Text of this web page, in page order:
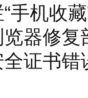
机收藏”
修复
书错误